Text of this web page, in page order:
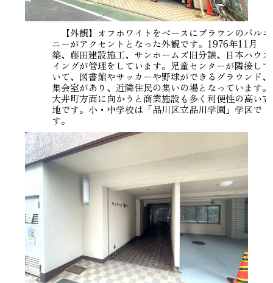
【外観】オフホワイトをベースにブラウンのバルコ
ニーがアクセントとなった外観です。1976年11月
築、藤田建設施工、サンホームズ旧分譲、日本ハウズ
イングが管理をしています。児童センターが隣接して
いて、図書館やサッカーや野球ができるグラウンド、
集会室があり、近隣住民の集いの場となっています。
大井町方面に向かうと商業施設も多く利便性の高い立
地です。小・中学校は「品川区立品川学園」学区で
す。